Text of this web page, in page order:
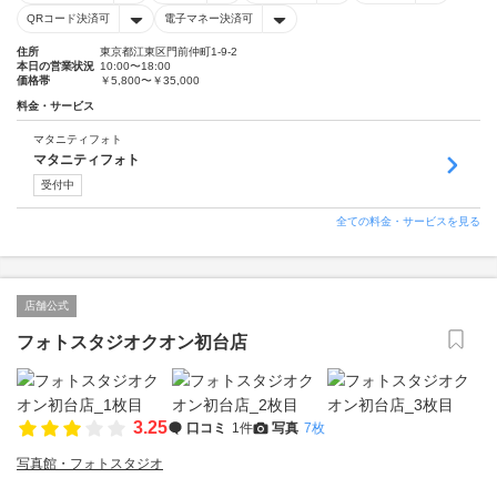
QRコード決済可 電子マネー決済可
住所
東京都江東区門前仲町1-9-2
本日の営業状況 10:00〜18:00
価格帯
￥5,800〜￥35,000
料金・サービス
マタニティフォト
マタニティフォト
受付中
全ての料金・サービスを見る
店舗公式
フォトスタジオクオン初台店
3.25 口コミ 1件 写真 7枚
写真館・フォトスタジオ